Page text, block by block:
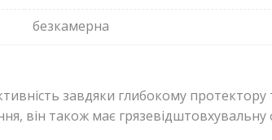
безкамерна
завдяки глибокому
він також має